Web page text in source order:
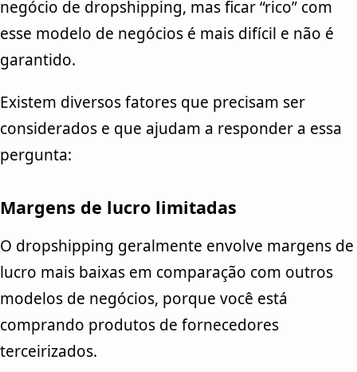
negócio de dropshipping, mas ficar “rico” com
esse modelo de negócios é mais difícil e não é
garantido.
Existem diversos fatores que precisam ser
considerados e que ajudam a responder a essa
pergunta:
Margens de lucro limitadas
O dropshipping geralmente envolve margens de
lucro mais baixas em comparação com outros
modelos de negócios, porque você está
comprando produtos de fornecedores
terceirizados.